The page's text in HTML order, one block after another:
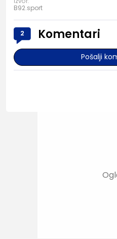
B92.sport
2 Komentari
Pošalji